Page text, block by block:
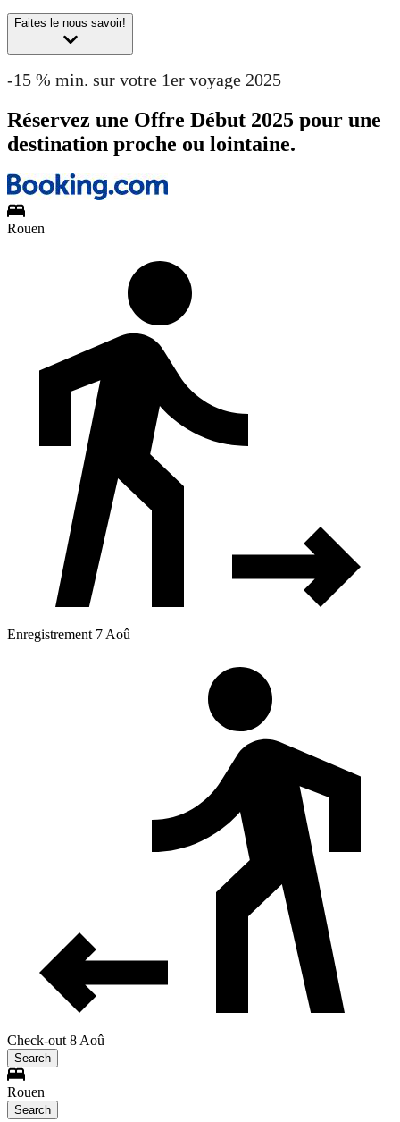
Faites le nous savoir!
-15 % min. sur votre 1er voyage 2025
Réservez une Offre Début 2025 pour une
destination proche ou lointaine.
Rouen
Enregistrement 7 Aoû
Check-out 8 Aoû
Search
Rouen
Search